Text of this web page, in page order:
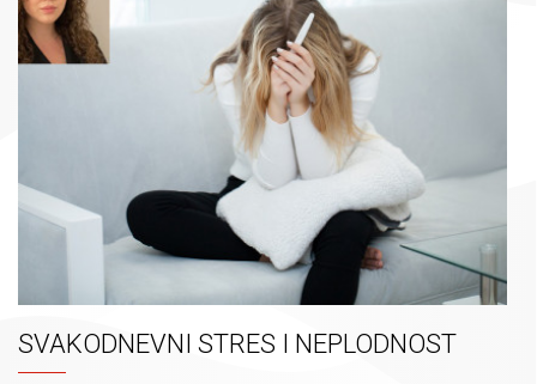
SVAKODNEVNI STRES I NEPLODNOST